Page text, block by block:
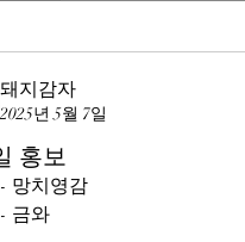
감자
돼지감자
2025년 5월 7일
홍보
망치영감
금와